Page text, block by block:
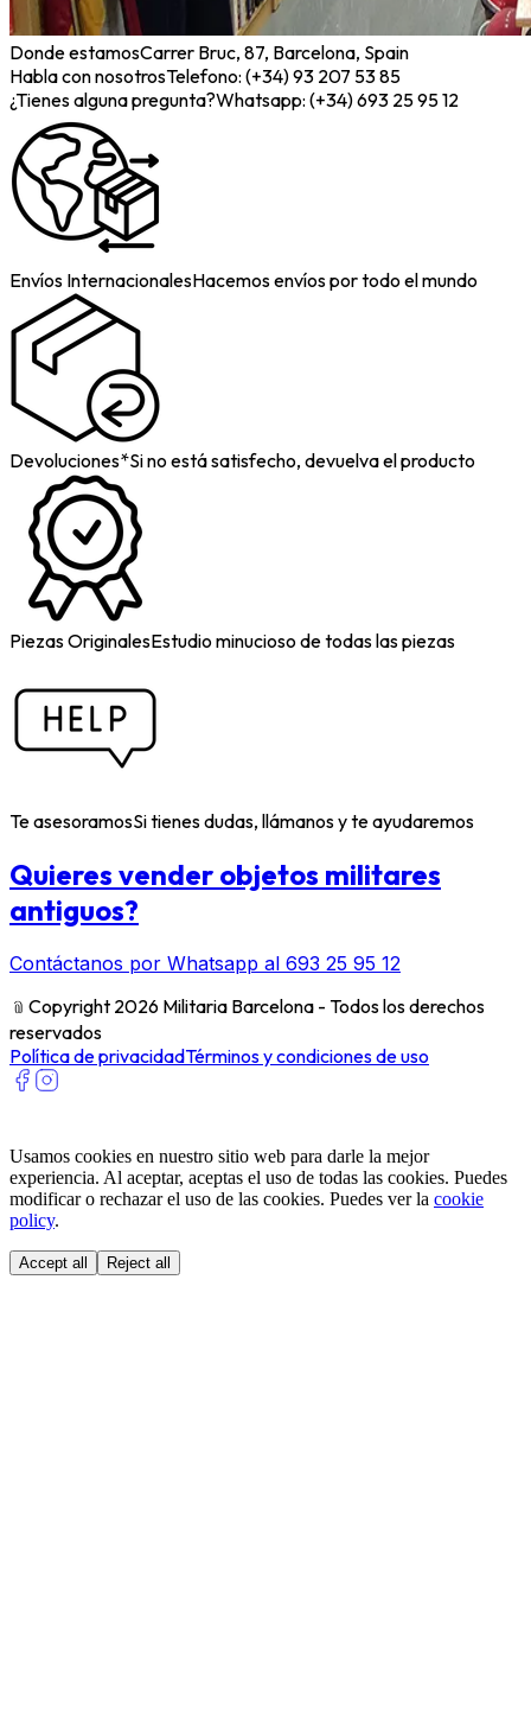
Donde estamosCarrer Bruc, 87, Barcelona, Spain
Habla con nosotrosTelefono: (+34) 93 207 53 85
¿Tienes alguna pregunta?Whatsapp: (+34) 693 25 95 12
Envíos InternacionalesHacemos envíos por todo el mundo
Devoluciones*Si no está satisfecho, devuelva el producto
Piezas OriginalesEstudio minucioso de todas las piezas
Te asesoramosSi tienes dudas, llámanos y te ayudaremos
Quieres vender objetos militares
antiguos?
Contáctanos por Whatsapp al 693 25 95 12
﹫ Copyright 2026 Militaria Barcelona - Todos los derechos
reservados
Política de privacidadTérminos y condiciones de uso
Usamos cookies en nuestro sitio web para darle la mejor
experiencia. Al aceptar, aceptas el uso de todas las cookies. Puedes
modificar o rechazar el uso de las cookies. Puedes ver la cookie
policy.
Accept all Reject all